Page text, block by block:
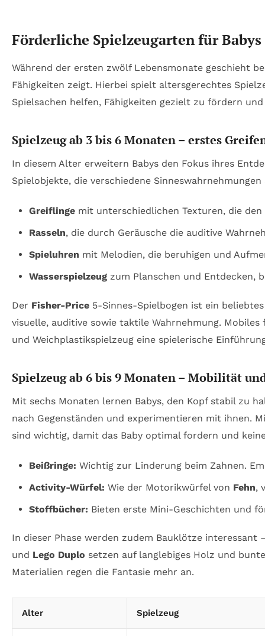
Förderliche Spielzeugarten für
Während der ersten zwölf Lebensmonate geschieht
Fähigkeiten zeigt. Hierbei spielt altersgerechtes
Spielsachen helfen, Fähigkeiten gezielt zu fördern
Spielzeug ab 3 bis 6 Monaten – erstes
In diesem Alter erweitern Babys den Fokus ihres
Spielobjekte, die verschiedene
Greiflingemit unterschiedlichen Texturen, die den
Rasseln, die durch Geräusche die auditive
Spieluhren mit Melodien, die beruhigen und
Wasserspielzeugzum Planschen und Entdecken,
Der Fisher-Price 5-Sinnes-Spielbogen ist ein
visuelle, auditive sowie taktile Wahrnehmung.
und Weichplastikspielzeug eine spielerische
Spielzeug ab 6 bis 9 Monaten – Mobilität
Mit sechs Monaten lernen Babys, den Kopf stabil zu
nach Gegenständen und experimentieren mit ihnen.
sind wichtig, damit das Baby optimal fordern und
Beißringe: Wichtig zur Linderung beim Zahnen.
Activity-Würfel: Wie der Motorikwürfel von Fehn,
Stoffbücher: Bieten erste Mini-Geschichten und
In dieser Phase werden zudem Bauklötze
und Lego Duplo setzen auf langlebiges Holz und
Materialien regen die Fantasie mehr an.
Alter Spielzeug